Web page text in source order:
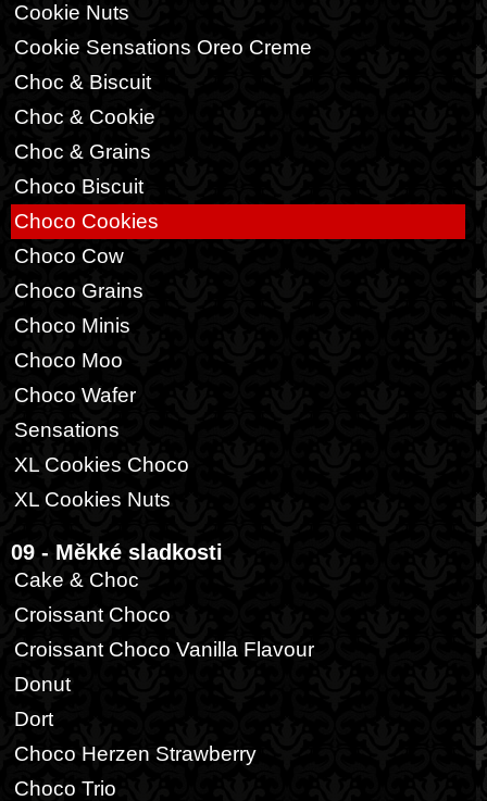
Cookie Nuts
Cookie Sensations Oreo Creme
Choc & Biscuit
Choc & Cookie
Choc & Grains
Choco Biscuit
Choco Cookies
Choco Cow
Choco Grains
Choco Minis
Choco Moo
Choco Wafer
Sensations
XL Cookies Choco
XL Cookies Nuts
09 - Měkké sladkosti
Cake & Choc
Croissant Choco
Croissant Choco Vanilla Flavour
Donut
Dort
Choco Herzen Strawberry
Choco Trio